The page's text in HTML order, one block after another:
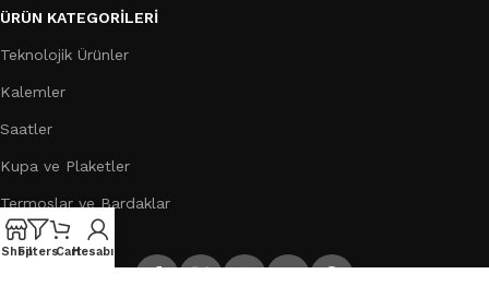
ÜRÜN KATEGORILERI
Teknolojik Ürünler
Kalemler
Saatler
Kupa ve Plaketler
Termoslar ve Bardaklar
ShopFiltersCartHesabım